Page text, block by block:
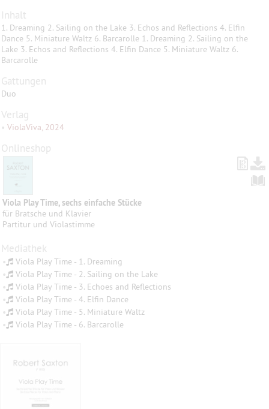
Inhalt
1. Dreaming 2. Sailing on the Lake 3. Echos and Reflections 4. Elfin
Dance 5. Miniature Waltz 6. Barcarolle 1. Dreaming 2. Sailing on the
Lake 3. Echos and Reflections 4. Elfin Dance 5. Miniature Waltz 6.
Barcarolle
Gattungen
Duo
Verlag
• ViolaViva, 2024
Onlineshop
Viola Play Time, sechs einfache Stücke
für Bratsche und Klavier
Partitur und Violastimme
Mediathek
•
Viola Play Time - 1. Dreaming
•
Viola Play Time - 2. Sailing on the Lake
•
Viola Play Time - 3. Echoes and Reflections
•
Viola Play Time - 4. Elfin Dance
•
Viola Play Time - 5. Miniature Waltz
•
Viola Play Time - 6. Barcarolle